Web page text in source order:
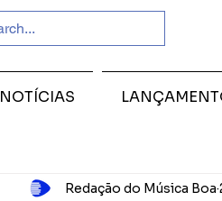
Redação do Música Boa
NOTÍCIAS